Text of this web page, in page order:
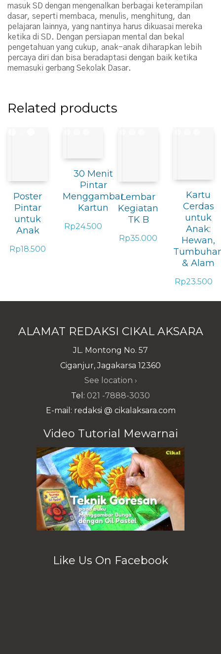
masuk SD dengan mengenalkan berbagai keterampilan
dasar, seperti membaca, menulis, menghitung, dan
pelajaran lainnya, yang nantinya harus dikuasai mereka
ketika di SD. Dengan persiapan mental dan bekal
pengetahuan yang cukup, anak-anak diharapkan lebih
percaya diri dan bisa beradaptasi dengan baik ketika
memasuki gerbang Sekolak Dasar.
Related products
Poster
Pintar
untuk
Anak
Rp18.500
30 Menit
Pintar
Menggambar
Kartun
Rp24.500
Lembar
Kegiatan
TK B
Rp35.000
Kartu
Cerdas
untuk
Anak:
Hewan,
& Alam
Rp23.500
ALAMAT REDAKSI CIKAL AKSARA
JL. Montong No. 57
Ciganjur, Jagakarsa 12360
See location ›
Tel: 021 -7888-3030
E-mail: redaksi @ cikalaksara.com
Video Tutorial Mewarnai
Like Us On Facebook